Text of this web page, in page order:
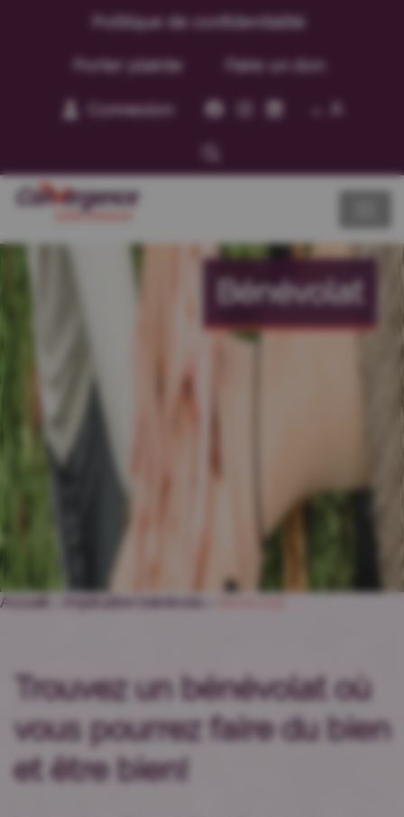
Politique de confidentialité
Porter plainte Faire un don
Connexion
Bénévolat
Accueil
Trouvez un bénévolat où
vous pourrez faire du bien
et être bien!